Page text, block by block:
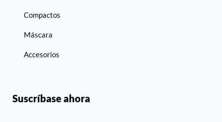
Compactos
Máscara
Accesorios
Suscríbase ahora